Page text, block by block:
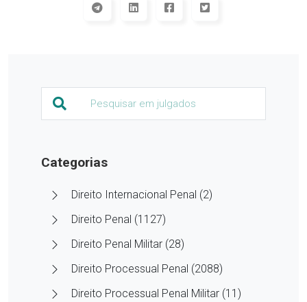
Categorias
Direito Internacional Penal (2)
Direito Penal (1127)
Direito Penal Militar (28)
Direito Processual Penal (2088)
Direito Processual Penal Militar (11)